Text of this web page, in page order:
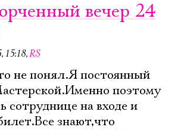
вечер 24
15:18,RS
не понял.Я постоянный
поэтому
сотруднице на входе и
знают,что